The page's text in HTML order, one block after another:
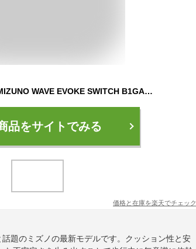
【2025年春夏新作】MIZUNO WAVE EVOKE SWITCH B1GA2400 (05 GRAY)ミズノウエーブエボークスイッチ(ウォーキング) グレー スニーカー サンダル 2WAY
品をサイトでみる
価格と在庫を楽天でチェック
題のミズノの最新モデルです。クッション性と安